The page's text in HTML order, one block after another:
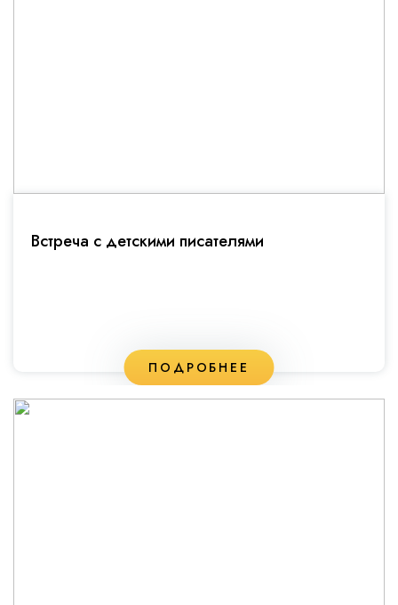
Встреча с детскими писателями
ПОДРОБНЕЕ